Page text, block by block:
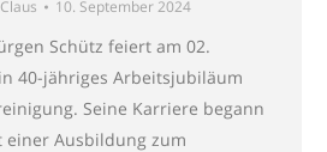
10. September 2024
Schütz feiert am 02.
40-jähriges Arbeitsjubiläum
Seine Karriere begann
einer Ausbildung zum